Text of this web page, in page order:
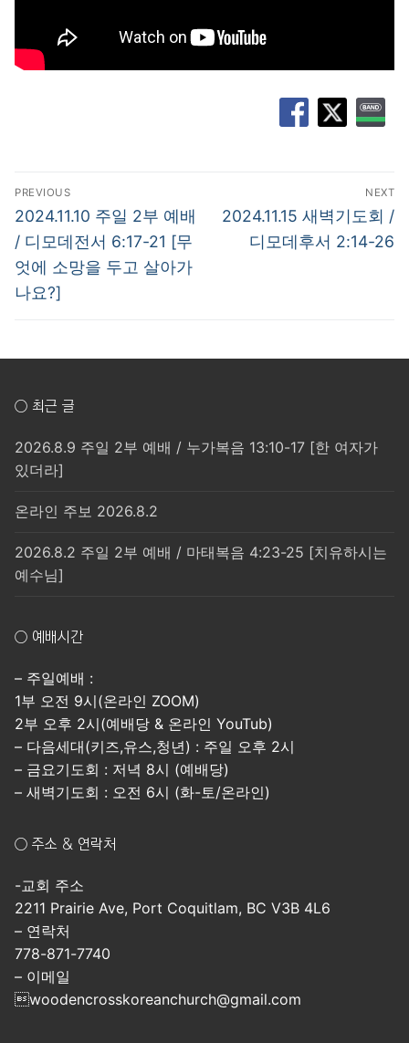
글
탐
색
PREVIOUS
Previous
post:
2024.11.10 주일 2부 예배
/ 디모데전서 6:17-21 [무
엇에 소망을 두고 살아가
나요?]
NEXT
Next
post:
2024.11.15 새벽기도회 /
디모데후서 2:14-26
○ 최근 글
2026.8.9 주일 2부 예배 / 누가복음 13:10-17 [한 여자가
있더라]
온라인 주보 2026.8.2
2026.8.2 주일 2부 예배 / 마태복음 4:23-25 [치유하시는
예수님]
○ 예배시간
– 주일예배 :
1부 오전 9시(온라인 ZOOM)
2부 오후 2시(예배당 & 온라인 YouTub)
– 다음세대(키즈,유스,청년) : 주일 오후 2시
– 금요기도회 : 저녁 8시 (예배당)
– 새벽기도회 : 오전 6시 (화-토/온라인)
○ 주소 & 연락처
-교회 주소
2211 Prairie Ave, Port Coquitlam, BC V3B 4L6
– 연락처
778-871-7740
– 이메일
woodencrosskoreanchurch@gmail.com